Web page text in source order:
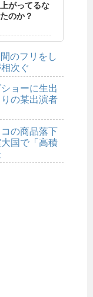
がってるな
のか？
のフリをし
次ぐ
ョーに生出
の某出演者
の商品落下
国で「高積